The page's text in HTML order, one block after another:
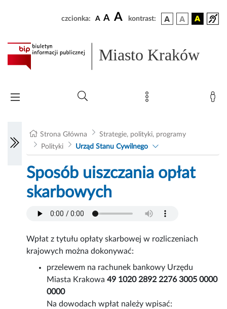
czcionka: A A A kontrast:
Miasto Kraków
Strona Główna
Strategie, polityki, programy
Polityki
Urząd Stanu Cywilnego
Sposób uiszczania opłat
skarbowych
Wpłat z tytułu opłaty skarbowej w rozliczeniach
krajowych można dokonywać:
przelewem na rachunek bankowy Urzędu
Miasta Krakowa49 1020 2892 2276 3005 0000
0000
Na dowodach wpłat należy wpisać: